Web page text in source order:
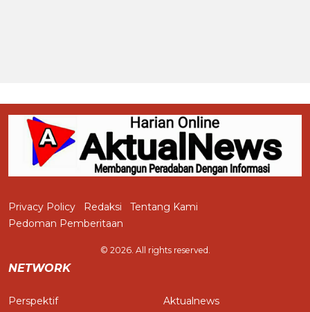
Privacy Policy Redaksi
Tentang Kami
Pedoman Pemberitaan
© 2026. All rights reserved.
NETWORK
Perspektif Aktualnews